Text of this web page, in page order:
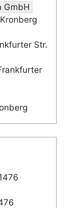
GmbH
Str.